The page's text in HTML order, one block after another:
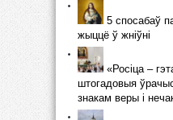
5 спосабаў
жыццё ў жніўні
«Росіца –
штогадовыя
знакам веры і